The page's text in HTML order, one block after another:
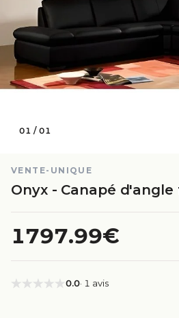
01 /01
VENTE-UNIQUE
Onyx - Canapé
1797.99€
0.0· 1 avis